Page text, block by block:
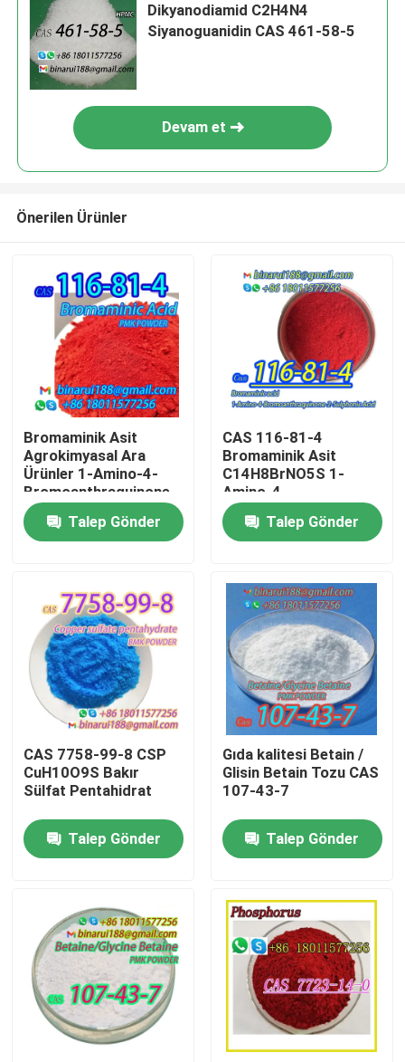
Evde
Ürün
Videolar
Hakkımızda
Fabrika turu
Kalite kontrol
Günlük Kimyasal Hammaddeler
Organik olmayan kimyasallar ham madde
Dikyanodiamid C2H4N4
Siyanoguanidin CAS 461-58-5
Devam et
Önerilen Ürünler
Bromaminik Asit
Agrokimyasal Ara
Ürünler 1-Amino-4-
Bromoanthraquinone-
2-Sulfonik Asit CAS
116-81-4Talep Gönder
CAS 116-81-4
Bromaminik Asit
C14H8BrNO5S 1-
Amino-4-
Bromoanthraquinone-
2-Sulfonik Asit
Talep Gönder
CAS 7758-99-8 CSP
CuH10O9S Bakır
Sülfat Pentahidrat
Talep Gönder
Gıda kalitesi Betain /
Glisin Betain Tozu CAS
107-43-7
Talep Gönder